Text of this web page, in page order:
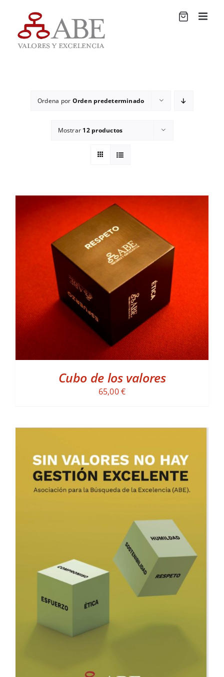
contenido
Ordena por Orden predeterminado
Mostrar 12 productos
ADD TO CART DETALLES
Cubo de los valores
65,00€
ADD TO CART / DETALLES